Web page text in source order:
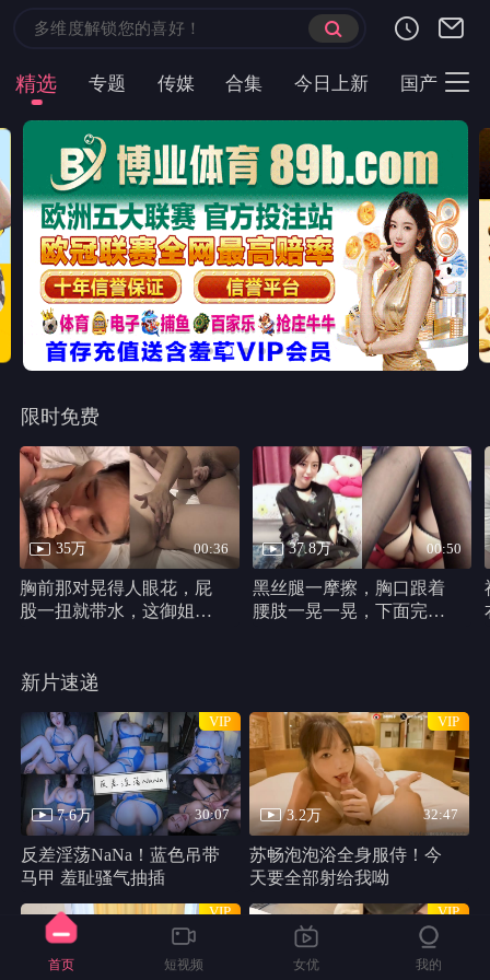
精选 专题 传媒 合集 今日上新 国产
限时免费
35万 00:36
胸前那对晃得人眼花，屁
股一扭就带水，这御姐身
37.8万 00:50
黑丝腿一摩擦，胸口跟着
腰肢一晃一晃，下面完全
新片速递
7.6万 30:07
VIP
反差淫荡NaNa！蓝色吊带
马甲 羞耻骚气抽插
3.2万 32:47
VIP
苏畅泡泡浴全身服侍！今
天要全部射给我呦
VIP VIP
首页 短视频 女优 我的